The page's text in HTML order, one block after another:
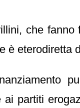
che
è eterodiretta
partiti